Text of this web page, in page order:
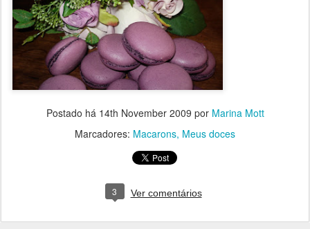
Postado há 14th November 2009 por Marina Mott
Marcadores: Macarons Meus doces
3 Ver comentários